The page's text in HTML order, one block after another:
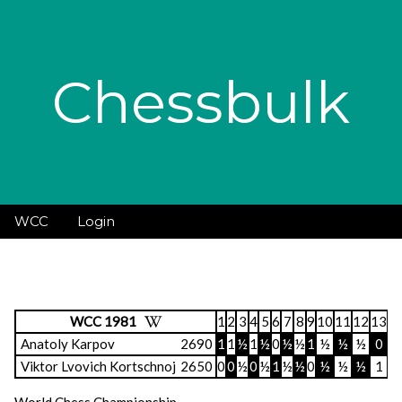
Chessbulk
WCC Login
WCC 1981 1 2 3 4 5 6 7 8 9 10 11 12 13
Anatoly Karpov
2690 1 1 ½ 1 ½0 ½ ½ 1 ½ ½ ½ 0
Viktor Lvovich Kortschnoj 2650 00 ½0 ½ 1 ½ ½0 ½ ½ ½ 1